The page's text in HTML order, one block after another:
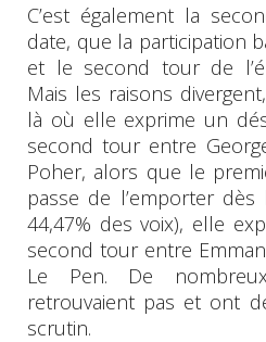
C’est également la
date, que la participation
et le second tour de
Mais les raisons
là où elle exprime un
second tour entre
Poher, alors que le
passe de l’emporter
44,47% des voix), elle
second tour entre
Le Pen. De
retrouvaient pas et ont
scrutin.